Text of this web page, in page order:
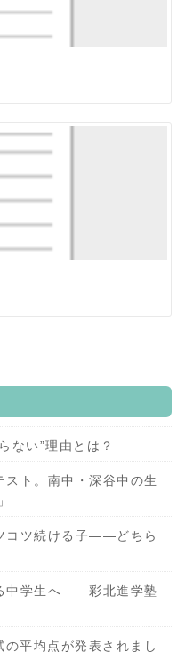
ない”理由とは？
スト。南中・深谷中の生
コツ続ける子——どちら
中学生へ——彩北進学塾
平均点が発表されまし